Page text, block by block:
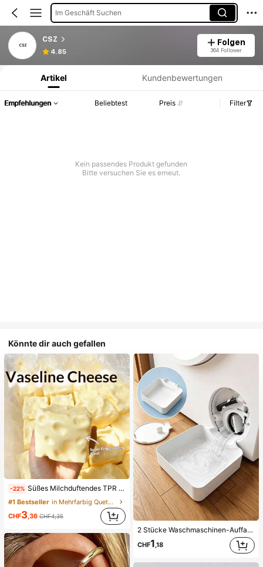
Im Geschäft Suchen
CSZ
4.85
Folgen
364 Follower
Produktinformation: Preisangabe, Verkaufs- und Lagerbestandsdetails.
Artikel Kundenbewertungen
Empfehlungen Beliebtest Preis Filter
Kein passendes Produkt gefunden
Bitte versuchen Sie es erneut.
Könnte dir auch gefallen
-22% Süßes Milchduftendes TPR weiches quetschbares Dumpling-förmiges Stressabbau-Spielzeug, 5cm niedliches lustiges Quetsch-Stressabbau-Ornament, modisches praktisches Geschenk, geeignet für Geburtstag, Ostern, Halloween, Weihnachten und verschiedene Partygeschenke, stimmungsaufhellend
#1 Bestseller
in Mehrfarbig Quetschspielzeug für Teenager
CHF3 ,36 CHF4,35
2 Stücke Waschmaschinen-Auffangwanne Tropfschale, wasserdichte Bodenschutzmatte für Waschraum, Anti-Überlauf Anti-Leckage Schale, langanhaltend Waschmaschinen-Zubehör, Reinigungsmittel für Waschbereich & Hausorganisation
CHF1,18